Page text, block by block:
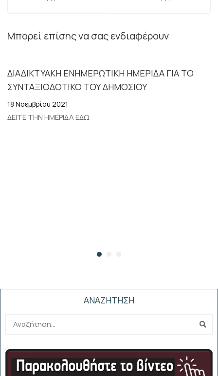
ΑΔΕΔΥ ΑΠΟ ΤΙΣ
ΓΙΑ ΤΗΝ
ΑΞΙΟΛΟΓΗΣΗ.
Μπορεί επίσης να σας ενδιαφέρουν
ΔΙΑΔΙΚΤΥΑΚΗ ΕΝΗΜΕΡΩΤΙΚΗ ΗΜΕΡΙΔΑ ΓΙΑ ΤΟ
ΣΥΝΤΑΞΙΟΔΟΤΙΚΟ ΤΟΥ ΔΗΜΟΣΙΟΥ
18 Νοεμβρίου 2021
ΔΕΙΤΕ ΤΗΝ ΗΜΕΡΙΔΑ ΕΔΩ
ΑΝΑΖΗΤΗΣΗ